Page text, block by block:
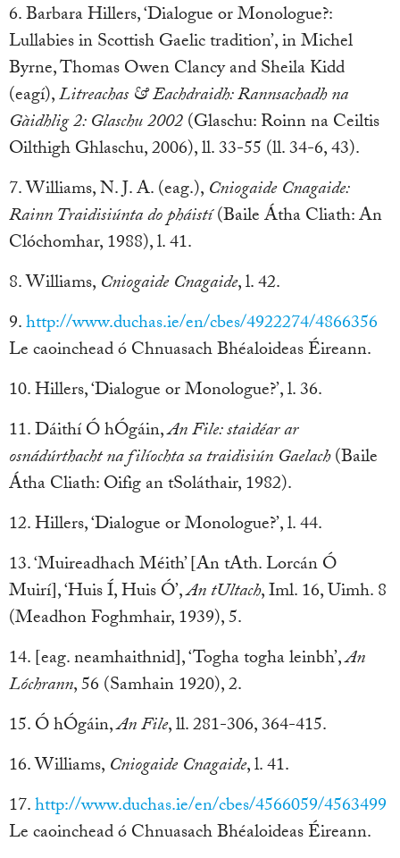
6. Barbara Hillers, ‘Dialogue or Monologue?:
Lullabies in Scottish Gaelic tradition’, in Michel
Byrne, Thomas Owen Clancy and Sheila Kidd
(eagí),Litreachas & Eachdraidh: Rannsachadh na
Gàidhlig 2: Glaschu 2002(Glaschu: Roinn na Ceiltis
Oilthigh Ghlaschu, 2006), ll. 33-55 (ll. 34-6, 43).
7. Williams, N. J. A. (eag.), Cniogaide Cnagaide:
Rainn Traidisiúnta do pháistí(Baile Átha Cliath: An
Clóchomhar, 1988), l. 41.
8. Williams, Cniogaide Cnagaide, l. 42.
9.http://www.duchas.ie/en/cbes/4922274/4866356
Le caoinchead ó Chnuasach Bhéaloideas Éireann.
10. Hillers, ‘Dialogue or Monologue?’, l. 36.
11. Dáithí Ó hÓgáin,An File: staidéar ar
osnádúrthacht na filíochta sa traidisiún Gaelach(Baile
Átha Cliath: Oifig an tSoláthair, 1982).
12. Hillers, ‘Dialogue or Monologue?’, l. 44.
13. ‘Muireadhach Méith’ [An tAth. Lorcán Ó
Muirí], ‘Huis Í, Huis Ó’,An tUltach, Iml. 16, Uimh. 8
(Meadhon Foghmhair, 1939), 5.
14. [eag. neamhaithnid], ‘Togha togha leinbh’,An
Lóchrann, 56 (Samhain 1920), 2.
15. Ó hÓgáin,An File, ll. 281-306, 364-415.
16. Williams, Cniogaide Cnagaide, l. 41.
17.http://www.duchas.ie/en/cbes/4566059/4563499
Le caoinchead ó Chnuasach Bhéaloideas Éireann.